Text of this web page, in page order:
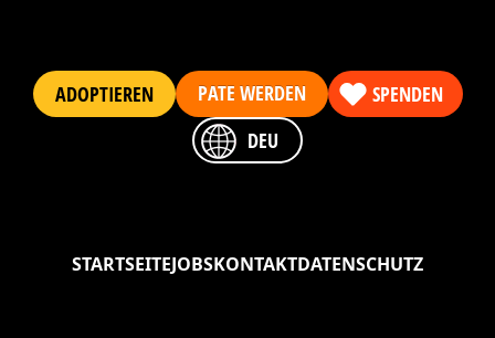
ADOPTIEREN PATE WERDEN
SPENDEN
DEU
STARTSEITEJOBSKONTAKTDATENSCHUTZ